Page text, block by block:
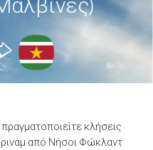
κλήσεις
από Νήσοι Φώκλαντ